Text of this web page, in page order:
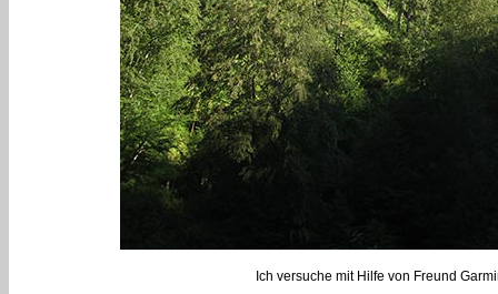
Ich versuche mit Hilfe von Freund